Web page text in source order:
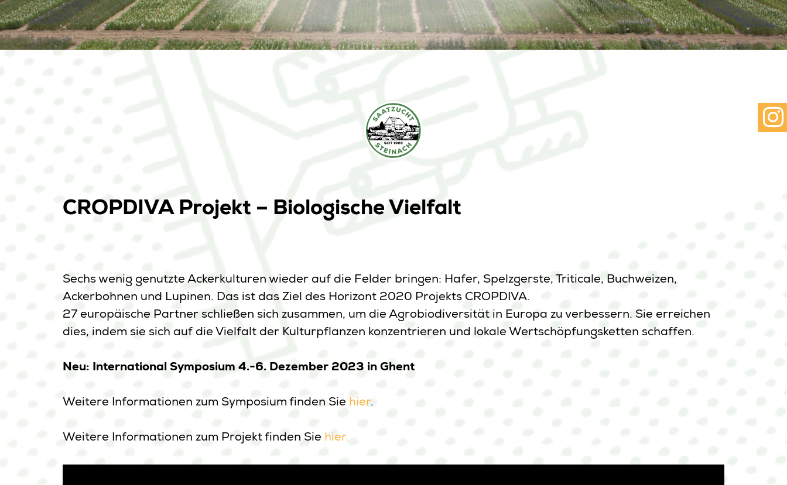
CROPDIVA Projekt – Biologische Vielfalt
Sechs wenig genutzte Ackerkulturen wieder auf die Felder bringen: Hafer, Spelzgerste, Triticale, Buchweizen,
Ackerbohnen und Lupinen. Das ist das Ziel des Horizont 2020 Projekts CROPDIVA.
27 europäische Partner schließen sich zusammen, um die Agrobiodiversität in Europa zu verbessern. Sie erreichen
dies, indem sie sich auf die Vielfalt der Kulturpflanzen konzentrieren und lokale Wertschöpfungsketten schaffen.
Neu: International Symposium 4.-6. Dezember 2023 in Ghent
Weitere Informationen zum Symposium finden Sie hier.
Weitere Informationen zum Projekt finden Sie hier.